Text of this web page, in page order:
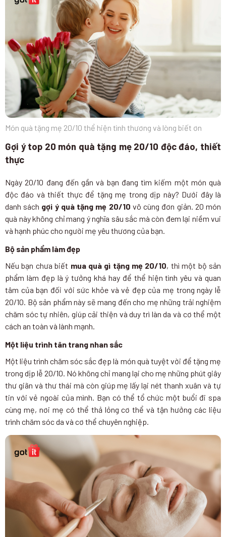
Món quà tặng mẹ 20/10 thể hiện tình thương và lòng biết ơn
Gợi ý top 20 món quà tặng mẹ 20/10 độc đáo, thiết
thực
Ngày 20/10 đang đến gần và bạn đang tìm kiếm một món quà
độc đáo và thiết thực để tặng mẹ trong dịp này? Dưới đây là
danh sách gợi ý quà tặng mẹ 20/10 vô cùng đơn giản. 20 món
quà này không chỉ mang ý nghĩa sâu sắc mà còn đem lại niềm vui
và hạnh phúc cho người mẹ yêu thương của bạn.
Bộ sản phẩm làm đẹp
Nếu bạn chưa biết mua quà gì tặng mẹ 20/10, thì một bộ sản
phẩm làm đẹp là ý tưởng khá hay để thể hiện tình yêu và quan
tâm của bạn đối với sức khỏe và vẻ đẹp của mẹ trong ngày lễ
20/10. Bộ sản phẩm này sẽ mang đến cho mẹ những trải nghiệm
chăm sóc tự nhiên, giúp cải thiện và duy trì làn da và cơ thể một
cách an toàn và lành mạnh.
Một liệu trình tân trang nhan sắc
Một liệu trình chăm sóc sắc đẹp là món quà tuyệt vời để tặng mẹ
trong dịp lễ 20/10. Nó không chỉ mang lại cho mẹ những phút giây
thư giãn và thư thái mà còn giúp mẹ lấy lại nét thanh xuân và tự
tin với vẻ ngoài của mình. Bạn có thể tổ chức một buổi đi spa
cùng mẹ, nơi mẹ có thể thả lỏng cơ thể và tận hưởng các liệu
trình chăm sóc da và cơ thể chuyên nghiệp.